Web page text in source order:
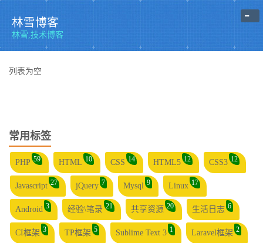
林雪博客
林雪,技术博客
-
列表为空
常用标签
PHP 59 HTML 10 CSS 14 HTML5 12 CSS3 12
Javascript 27 jQuery 7 Mysql 9 Linux 17
Android 3 经验\笔录 21 共享资源 20 生活日志 6
CI框架 3 TP框架 5 Sublime Text 3 1 Laravel框架 2